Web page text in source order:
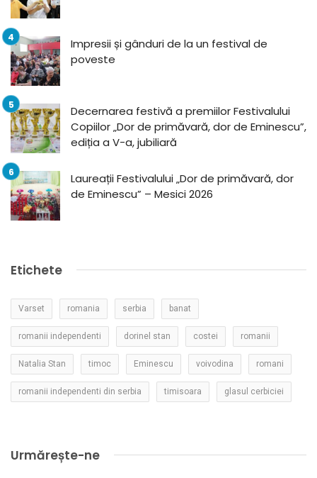
Impresii și gânduri de la un festival de
poveste
Decernarea festivă a premiilor Festivalului
Copiilor „Dor de primăvară, dor de Eminescu”,
ediția a V-a, jubiliară
Laureații Festivalului „Dor de primăvară, dor
de Eminescu” – Mesici 2026
Etichete
Varset romania serbia banat
romanii independenti dorinel stan costei romanii
Natalia Stan timoc Eminescu voivodina romani
romanii independenti din serbia timisoara glasul cerbiciei
Urmărește-ne